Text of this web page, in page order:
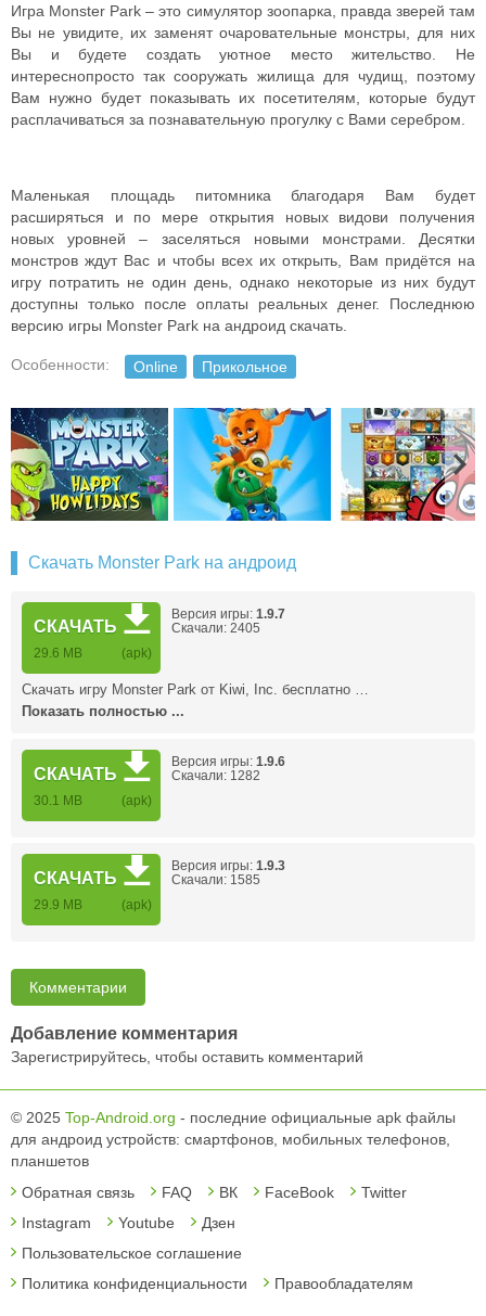
Игра Monster Park – это симулятор зоопарка, правда зверей там
Вы не увидите, их заменят очаровательные монстры, для них
Вы и будете создать уютное место жительство. Не
интереснопросто так сооружать жилища для чудищ, поэтому
Вам нужно будет показывать их посетителям, которые будут
расплачиваться за познавательную прогулку с Вами серебром.
Маленькая площадь питомника благодаря Вам будет
расширяться и по мере открытия новых видови получения
новых уровней – заселяться новыми монстрами. Десятки
монстров ждут Вас и чтобы всех их открыть, Вам придётся на
игру потратить не один день, однако некоторые из них будут
доступны только после оплаты реальных денег. Последнюю
версию игры Monster Park на андроид скачать.
Особенности: Online Прикольное
Скачать Monster Park на андроид
СКАЧАТЬ
29.6 MB (apk)
Версия игры: 1.9.7
Скачали: 2405
Скачать игру Monster Park от Kiwi, Inc. бесплатно …
Показать полностью ...
СКАЧАТЬ
30.1 MB (apk)
Версия игры: 1.9.6
Скачали: 1282
СКАЧАТЬ
29.9 MB (apk)
Версия игры: 1.9.3
Скачали: 1585
Комментарии
Добавление комментария
Зарегистрируйтесь, чтобы оставить комментарий
© 2025 Top-Android.org - последние официальные apk файлы
для андроид устройств: смартфонов, мобильных телефонов,
планшетов
Обратная связь
FAQ ВК FaceBook
Twitter
Instagram
Youtube
Дзен
Пользовательское соглашение
Политика конфиденциальности
Правообладателям